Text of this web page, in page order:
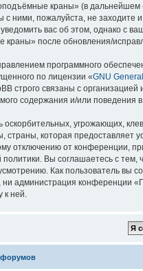
краны» (в
с ними, пожалуйста, не
вас об этом, однако с
после обновления/
программного
по лицензии «GNU
строго связаны с
содержания и/или
угрожающих,
страны, которая предоставляет
отключению от конференции,
политики. Вы соглашаетесь с
Как пользователь вы
администрация конференции
ней.